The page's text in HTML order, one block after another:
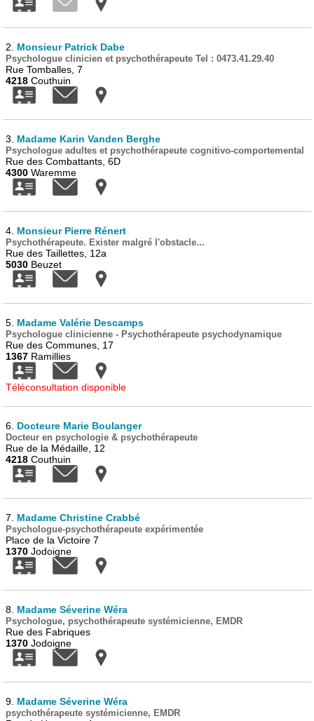
2. Monsieur Patrick Dabe
Psychologue clinicien et psychothérapeute Tel : 0473.41.29.40
Rue Tomballes, 7
4218 Couthuin
3. Madame Karin Vanden Berghe
Psychologue adultes et psychothérapeute cognitivo-comportemental
Rue des Combattants, 6D
4300 Waremme
4. Monsieur Pierre Rénert
Psychothérapeute. Exister malgré l'obstacle...
Rue des Taillettes, 12a
5030 Beuzet
5. Madame Valérie Descamps
Psychologue clinicienne - Psychothérapeute psychodynamique
Rue des Communes, 17
1367 Ramillies
Téléconsultation disponible
6. Docteure Marie Boulanger
Docteur en psychologie & psychothérapeute
Rue de la Médaille, 12
4218 Couthuin
7. Madame Christine Crabbé
Psychologue-psychothérapeute expérimentée
Place de la Victoire 7
1370 Jodoigne
8. Madame Séverine Wéra
Psychologue, psychothérapeute systémicienne, EMDR
Rue des Fabriques
1370 Jodoigne
9. Madame Séverine Wéra
psychothérapeute systémicienne, EMDR